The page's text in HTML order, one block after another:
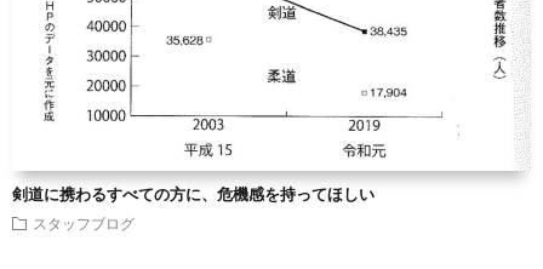
剣道に携わるすべての方に、危機感を持ってほしい
スタッフブログ